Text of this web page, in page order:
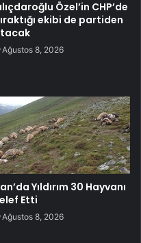
Özel’in CHP’de
ekibi de partiden
Ağustos 8, 2026
Yıldırım 30 Hayvanı
Etti
Ağustos 8, 2026